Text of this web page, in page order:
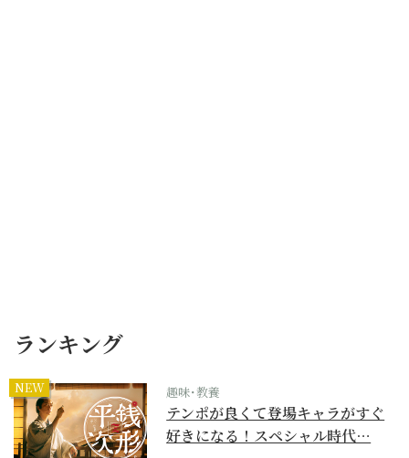
ランキング
NEW 趣味･教養
テンポが良くて登場キャラがすぐ
好きになる！スペシャル時代…